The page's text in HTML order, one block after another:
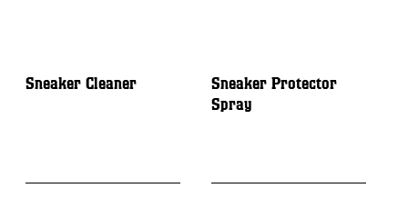
Sneaker Cleaner Sneaker Protector
Spray